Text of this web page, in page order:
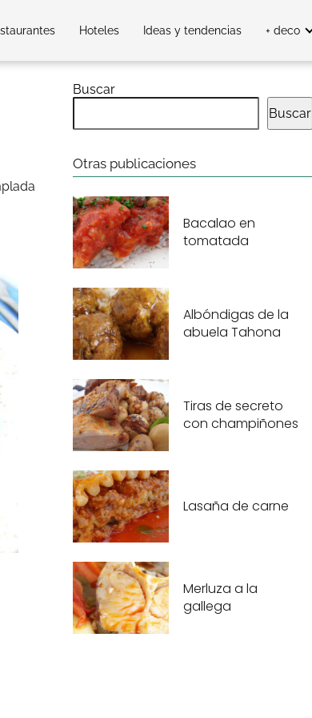
Hoteles Ideas y tendencias + deco
Buscar
Buscar
Otras publicaciones
Bacalao en
tomatada
Albóndigas de la
abuela Tahona
Tiras de secreto
con champiñones
Lasaña de carne
Merluza a la
gallega